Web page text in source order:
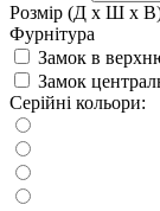
Розмір (Д x Ш x
Фурнітура
Замок в
Замок
Серійні кольори: